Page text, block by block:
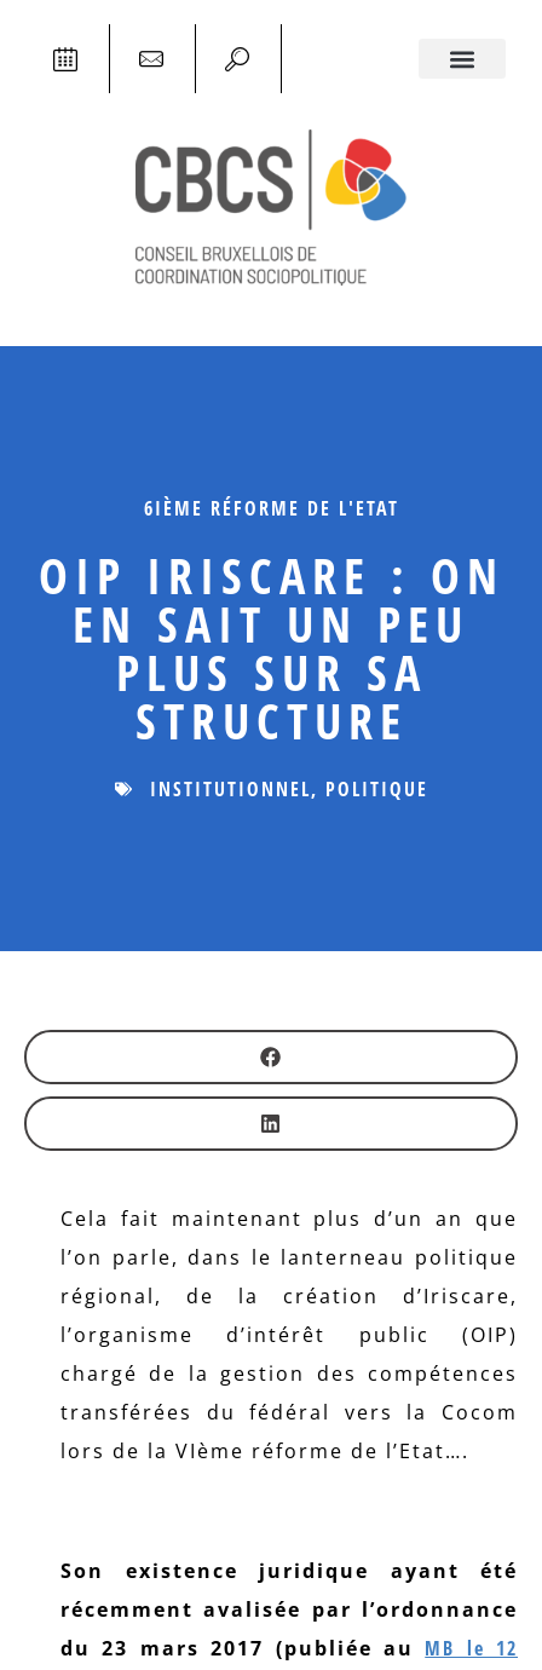
6IÈME RÉFORME DE L'ETAT
OIP IRISCARE : ON
EN SAIT UN PEU
PLUS SUR SA
STRUCTURE
INSTITUTIONNEL, POLITIQUE
Cela fait maintenant plus d’un an que
l’on parle, dans le lanterneau politique
régional, de la création d’Iriscare,
l’organisme d’intérêt public (OIP)
chargé de la gestion des compétences
transférées du fédéral vers la Cocom
lors de la VIème réforme de l’Etat….
Son existence juridique ayant été
récemment avalisée par l’ordonnance
du 23 mars 2017 (publiée au MB le 12